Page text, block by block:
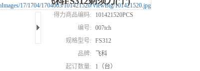
得力商品编码:
101421520PCS
编号:
007tch
规格型号:
FS312
品牌:
飞科
起订数量:
1（台）